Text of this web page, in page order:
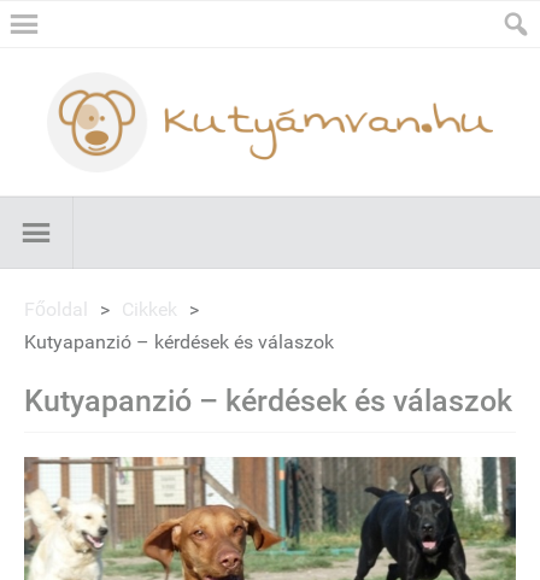
Főoldal > Cikkek
>
Kutyapanzió – kérdések és válaszok
Kutyapanzió – kérdések és válaszok